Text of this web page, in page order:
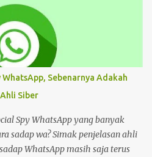
yang bisa Anda pilih sesuai
tutorialnya, tentu akan
website secara mendalam.
sebagian tampilan maupun
font, memunculkan spam
website, dan masih banyak lagi.
dilakukan dengan tujuan tertentu.
situs, menjual produk, atau
te...
Sebenarnya Adakah
Siber
Spy WhatsApp yang banyak
sadap wa? Simak penjelasan ahli
WhatsApp masih saja terus